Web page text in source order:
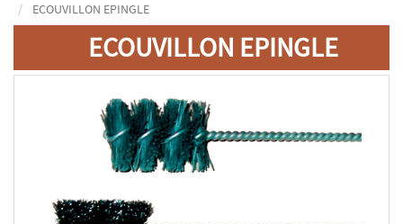
ECOUVILLON EPINGLE
ECOUVILLON EPINGLE